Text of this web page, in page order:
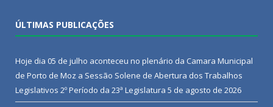
ÚLTIMAS PUBLICAÇÕES
Hoje dia 05 de julho aconteceu no plenário da Camara Municipal
de Porto de Moz a Sessão Solene de Abertura dos Trabalhos
Legislativos 2º Período da 23ª Legislatura 5 de agosto de 2026